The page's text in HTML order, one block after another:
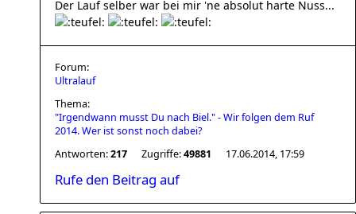
Der Lauf selber war bei mir 'ne absolut harte Nuss...
Forum:
Ultralauf
Thema:
"Irgendwann musst Du nach Biel." - Wir folgen dem Ruf
2014. Wer ist sonst noch dabei?
Antworten:217 Zugriffe:49881 17.06.2014, 17:59
Rufe den Beitrag auf